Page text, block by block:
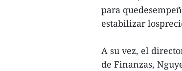
para
estabilizar
A su vez, el
de Finanzas,